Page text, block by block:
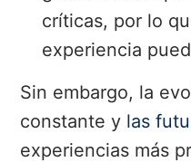
críticas, por lo
experiencia
Sin embargo, la
constante y las
experiencias más